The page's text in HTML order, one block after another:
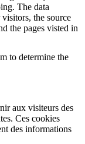
The data
the source
the pages visted in
to determine the
aux visiteurs des
Ces cookies
des informations